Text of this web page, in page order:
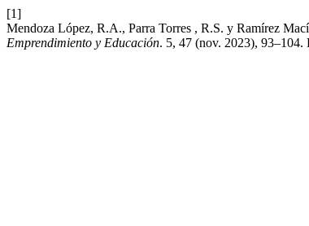
[1]
Mendoza López, R.A., Parra Torres , R.S. y Ramírez
Emprendimiento y Educación. 5, 47 (nov. 2023),